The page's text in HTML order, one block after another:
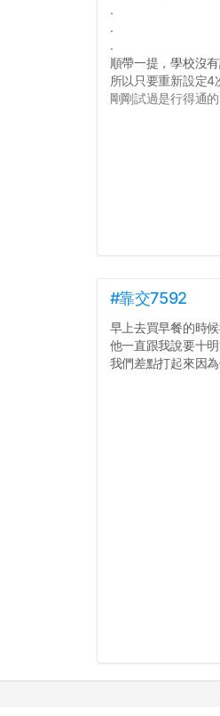
.
.
.
順帶一提，學校沒
所以只要重新設定4
剛剛試過是行得通
#靠交7592
早上去買早餐的時
他一直跟我說要十
我們差點打起來因